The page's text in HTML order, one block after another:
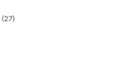
(27)